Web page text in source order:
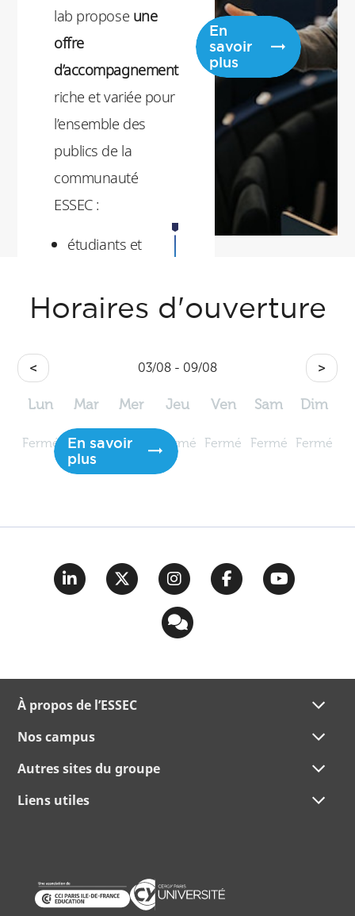
En
savoir
plus
lab propose une
offre
d’accompagnement
riche et variée pour
l’ensemble des
publics de la
communauté
ESSEC :
étudiants et
professeurs et
En savoir
plus
Horaires d'ouverture
>
< 03/08 - 09/08
Lun
Fermé
Mar
Fermé
Mer
Fermé
Jeu
Fermé
Ven
Fermé
Sam
Fermé
Dim
Fermé
À propos de l’ESSEC
Nos campus
Autres sites du groupe
Liens utiles